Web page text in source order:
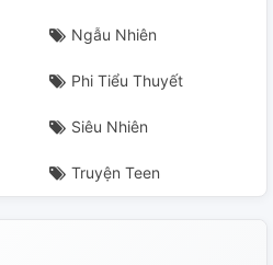
Ngẫu Nhiên
Phi Tiểu Thuyết
Siêu Nhiên
Truyện Teen